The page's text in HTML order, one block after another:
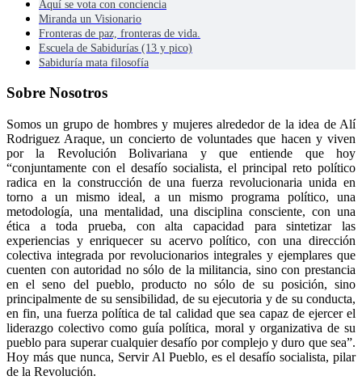
Aquí se vota con conciencia
Miranda un Visionario
Fronteras de paz, fronteras de vida.
Escuela de Sabidurías (13 y pico)
Sabiduría mata filosofía
Sobre Nosotros
Somos un grupo de hombres y mujeres alrededor de la idea de Alí
Rodriguez Araque, un concierto de voluntades que hacen y viven
por la Revolución Bolivariana y que entiende que hoy
“conjuntamente con el desafío socialista, el principal reto político
radica en la construcción de una fuerza revolucionaria unida en
torno a un mismo ideal, a un mismo programa político, una
metodología, una mentalidad, una disciplina consciente, con una
ética a toda prueba, con alta capacidad para sintetizar las
experiencias y enriquecer su acervo político, con una dirección
colectiva integrada por revolucionarios integrales y ejemplares que
cuenten con autoridad no sólo de la militancia, sino con prestancia
en el seno del pueblo, producto no sólo de su posición, sino
principalmente de su sensibilidad, de su ejecutoria y de su conducta,
en fin, una fuerza política de tal calidad que sea capaz de ejercer el
liderazgo colectivo como guía política, moral y organizativa de su
pueblo para superar cualquier desafío por complejo y duro que sea”.
Hoy más que nunca, Servir Al Pueblo, es el desafío socialista, pilar
de la Revolución.